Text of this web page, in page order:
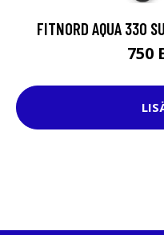
FITNORD AQUA 330
750